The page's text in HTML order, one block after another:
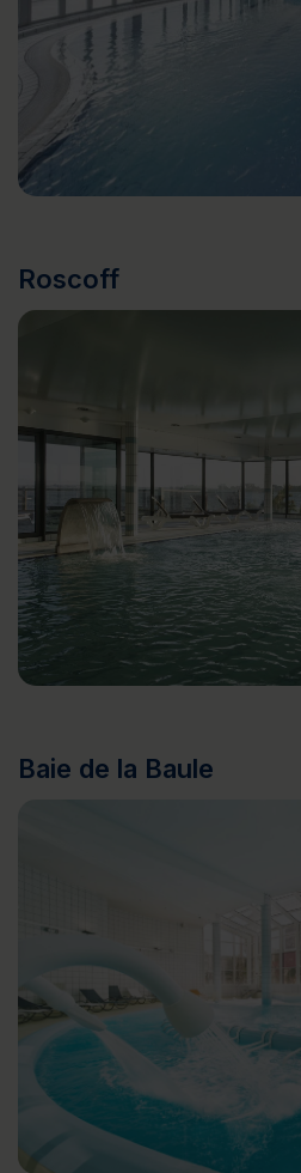
Roscoff
Baie de la Baule